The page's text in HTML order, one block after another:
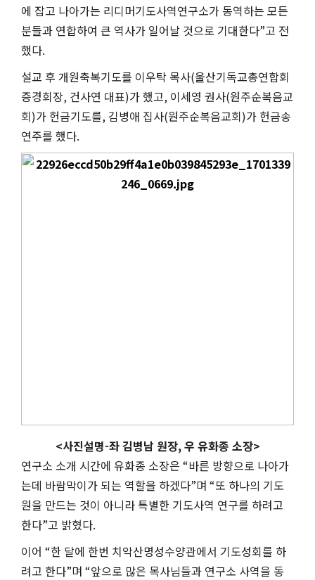
에 잡고 나아가는 리디머기도사역연구소가 동역하는 모든
분들과 연합하여 큰 역사가 일어날 것으로 기대한다”고 전
했다.
설교 후 개원축복기도를 이우탁 목사(울산기독교총연합회
증경회장, 건사연 대표)가 했고, 이세영 권사(원주순복음교
회)가 헌금기도를,김병애 집사(원주순복음교회)가 헌금송
연주를 했다.
<사진설명-좌 김병남 원장, 우 유화종 소장>
연구소 소개 시간에 유화종 소장은 “바른 방향으로 나아가
는데 바람막이가 되는 역할을 하겠다”며 “또 하나의 기도
원을 만드는 것이 아니라 특별한 기도사역 연구를 하려고
한다”고 밝혔다.
이어 “한 달에 한번 치악산명성수양관에서 기도성회를 하
려고 한다”며 “앞으로 많은 목사님들과 연구소 사역을 동